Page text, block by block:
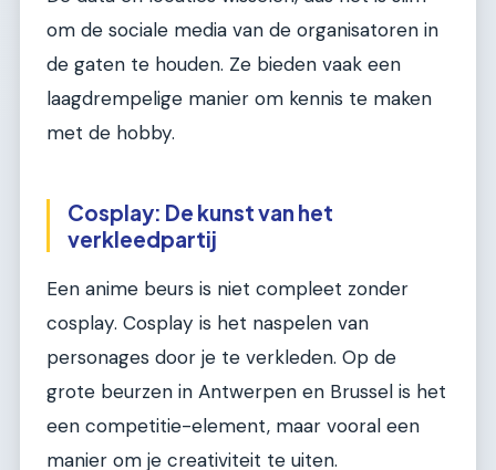
om de sociale media van de organisatoren in
de gaten te houden. Ze bieden vaak een
laagdrempelige manier om kennis te maken
met de hobby.
Cosplay: De kunst van het
verkleedpartij
Een anime beurs is niet compleet zonder
cosplay. Cosplay is het naspelen van
personages door je te verkleden. Op de
grote beurzen in Antwerpen en Brussel is het
een competitie-element, maar vooral een
manier om je creativiteit te uiten.